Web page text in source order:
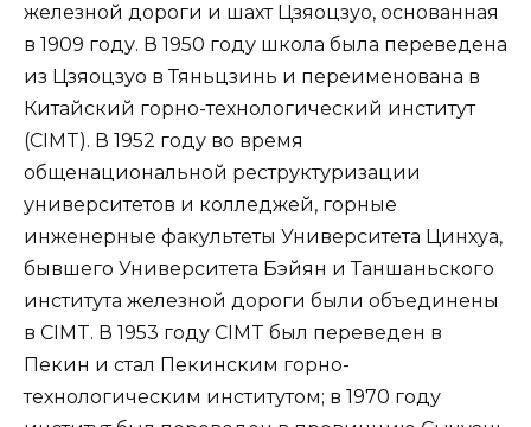
железной дороги и шахт Цзяоцзуо, основанная
в 1909 году. В 1950 году школа была переведена
из Цзяоцзуо в Тяньцзинь и переименована в
Китайский горно-технологический институт
(CIMT). В 1952 году во время
общенациональной реструктуризации
университетов и колледжей, горные
инженерные факультеты Университета Цинхуа,
бывшего Университета Бэйян и Таншаньского
института железной дороги были объединены
в CIMT. В 1953 году CIMT был переведен в
Пекин и стал Пекинским горно-
технологическим институтом; в 1970 году